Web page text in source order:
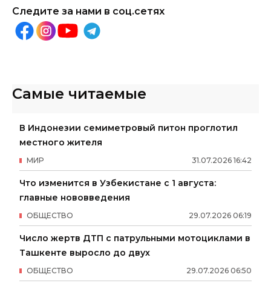
Следите за нами в соц.сетях
Самые читаемые
В Индонезии семиметровый питон проглотил
местного жителя
31.07.2026 16:42
МИР
Что изменится в Узбекистане с 1 августа:
главные нововведения
29.07.2026 06:19
ОБЩЕСТВО
Число жертв ДТП с патрульными мотоциклами в
Ташкенте выросло до двух
29.07.2026 06:50
ОБЩЕСТВО